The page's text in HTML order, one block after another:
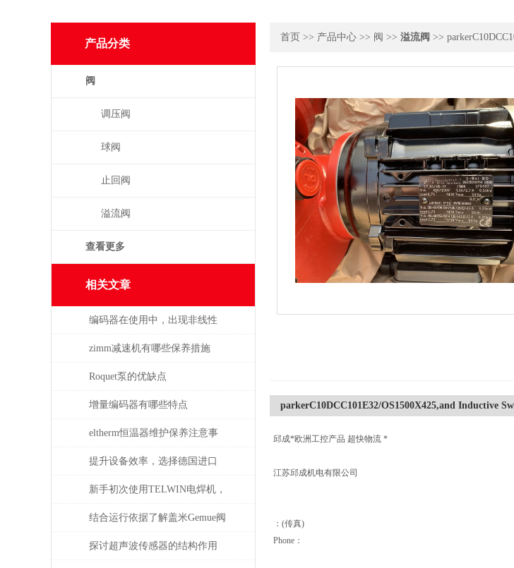
产品分类
阀
调压阀
球阀
止回阀
溢流阀
查看更多
相关文章
编码器在使用中，出现非线性
误差的处理
zimm减速机有哪些保养措施
Roquet泵的优缺点
增量编码器有哪些特点
eltherm恒温器维护保养注意事
项
提升设备效率，选择德国进口
SPECK泵备件
新手初次使用TELWIN电焊机，
需注意这几点
结合运行依据了解盖米Gemue阀
门
探讨超声波传感器的结构作用
首页 >> 产品中心 >> 阀 >> 溢流阀 >>
parkerC10DCC101E32/OS1500X425,and Inductive
邱成*欧洲工控产品 超快物流 *
江苏邱成机电有限公司
：(传真)
Phone：